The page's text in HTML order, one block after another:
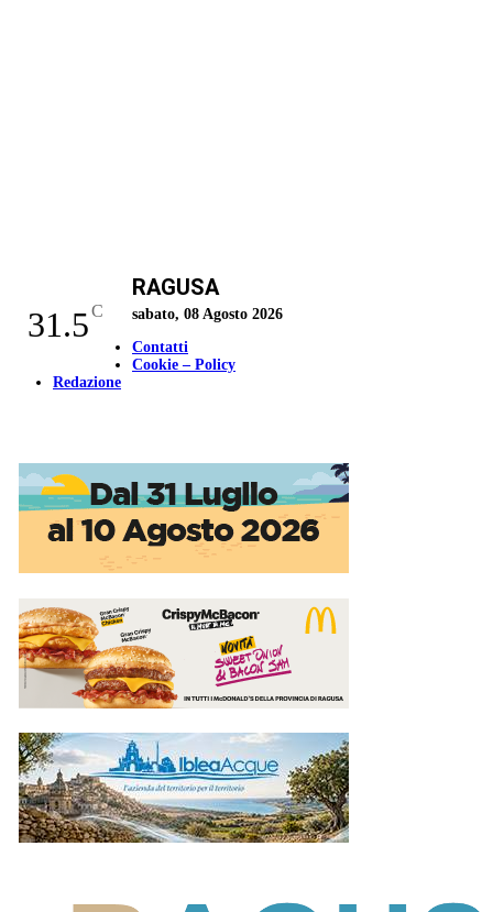
31.5C
RAGUSA
sabato, 08 Agosto 2026
Contatti
Cookie – Policy
Redazione